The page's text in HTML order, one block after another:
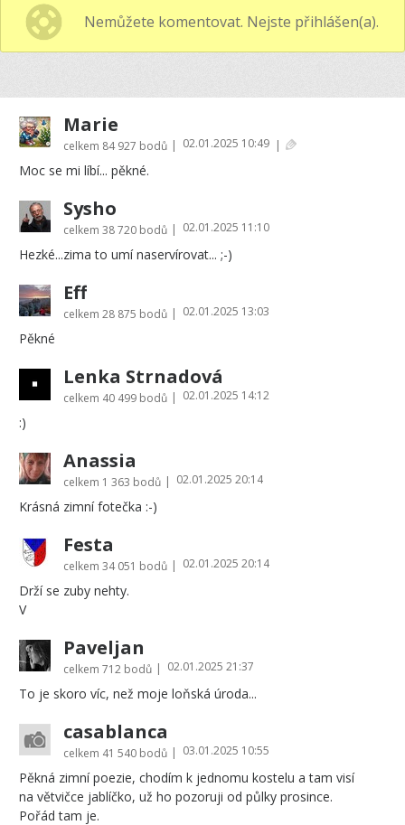
Nemůžete komentovat. Nejste přihlášen(a).
Marie
celkem 84 927 bodů | 02.01.2025 10:49 |
Moc se mi líbí... pěkné.
Sysho
celkem 38 720 bodů | 02.01.2025 11:10
Hezké...zima to umí naservírovat... ;-)
Eff
celkem 28 875 bodů | 02.01.2025 13:03
Pěkné
Lenka Strnadová
celkem 40 499 bodů | 02.01.2025 14:12
:)
Anassia
celkem 1 363 bodů | 02.01.2025 20:14
Krásná zimní fotečka :-)
Festa
celkem 34 051 bodů | 02.01.2025 20:14
Drží se zuby nehty.
V
Paveljan
celkem 712 bodů | 02.01.2025 21:37
To je skoro víc, než moje loňská úroda...
casablanca
celkem 41 540 bodů | 03.01.2025 10:55
Pěkná zimní poezie, chodím k jednomu kostelu a tam visí
na větvičce jablíčko, už ho pozoruji od půlky prosince.
Pořád tam je.